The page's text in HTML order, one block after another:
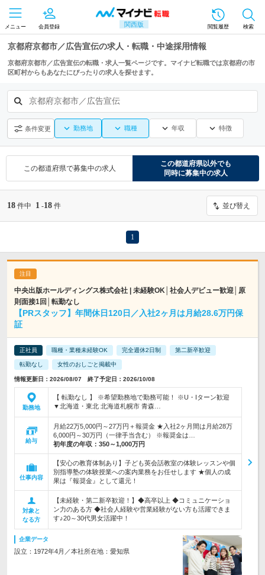
関西版
メニュー 会員登録 閲覧履歴 検索
京都府京都市／広告宣伝の求人・転職・中途採用情報
京都府京都市／広告宣伝の転職・求人一覧ページです。マイナビ転職では京都府の市
区町村からもあなたにぴったりの求人を探せます。
京都府京都市／広告宣伝
条件変更 勤務地 職種 年収 特徴
この都道府県で募集中の求人
この都道府県以外でも
同時に募集中の求人
18 件中 1 -18 件 並び替え
1
中央出版ホールディングス株式会社 | 未経験OK│社会人デビュー歓迎│原
則面接1回│転勤なし
【PRスタッフ】年間休日120日／入社2ヶ月は月給28.6万円保
証
正社員 職種・業種未経験OK 完全週休2日制 第二新卒歓迎
転勤なし 女性のおしごと掲載中
情報更新日：2026/08/07 終了予定日：2026/10/08
勤務地
【 転勤なし 】 ※希望勤務地で勤務可能！ ※U・Iターン歓迎
▼北海道・東北 北海道札幌市 青森…
給与
月給22万5,000円～27万円＋報奨金 ★入社2ヶ月間は月給28万
6,000円～30万円（一律手当含む） ※報奨金は…
初年度の年収： 350～1,000万円
仕事内容
【安心の教育体制あり】子ども英会話教室の体験レッスンや個
別指導塾の体験授業への案内業務をお任せします ★個人の成
果は『報奨金』として還元！
対象と
なる方
【未経験・第二新卒歓迎！】◆高卒以上 ◆コミュニケーショ
ン力のある方 ◆社会人経験や営業経験がない方も活躍できま
す♪20～30代男女活躍中！
企業データ
設立：1972年4月／本社所在地：愛知県